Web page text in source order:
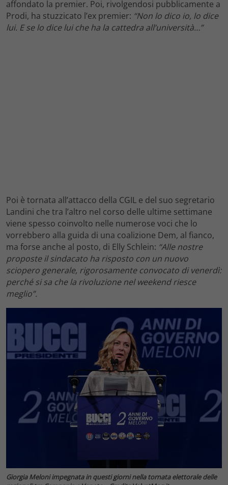
affondato la premier. Poi, rivolgendosi pubblicamente a
Prodi, ha stuzzicato l’ex premier: “Non lo dico io, lo dice
lui. E se lo dice lui che ha la cattedra all’università…”
Poi è tornata all’attacco della CGIL e del suo segretario
Landini che tra l’altro nel corso delle ultime settimane
viene spesso coinvolto nelle numerose voci che lo
vorrebbero alla guida di una coalizione Dem, al fianco,
ma forse anche al posto, di Elly Schlein: “Alle nostre
proposte il sindacato ha risposto con un nuovo
sciopero generale, rigorosamente convocato di venerdì:
perché si sa che la rivoluzione nel weekend riesce
meglio”.
Giorgia Meloni impegnata in questi giorni nella tornata elettorale delle